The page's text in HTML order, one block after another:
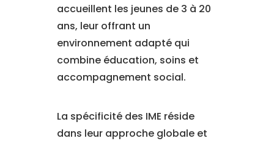
accueillent les jeunes de 3 à 20
ans, leur offrant un
environnement adapté qui
combine éducation, soins et
accompagnement social.
La spécificité des IME réside
dans leur approche globale et